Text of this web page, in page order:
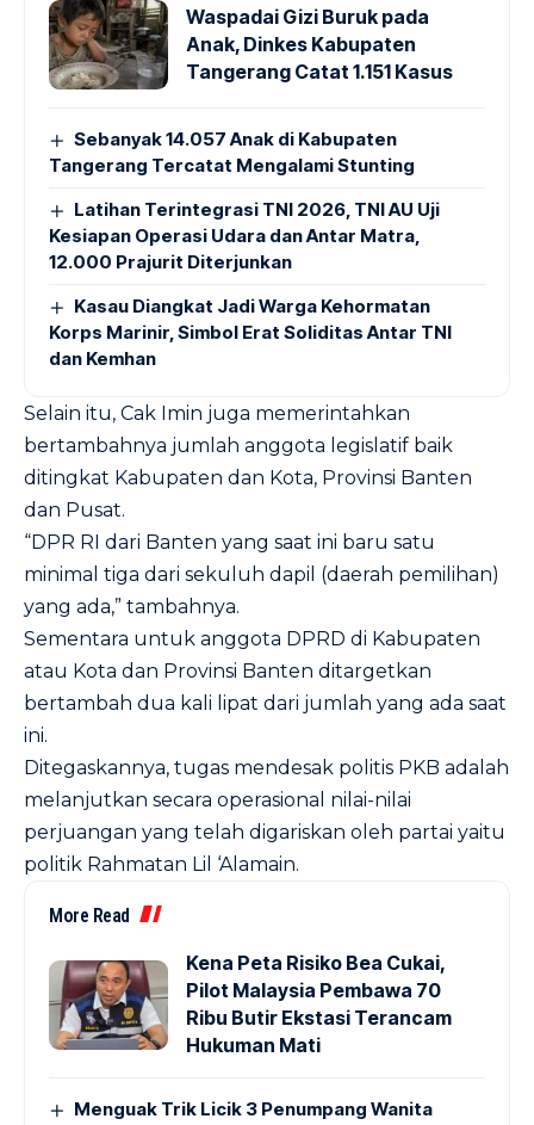
Waspadai Gizi Buruk pada
Anak, Dinkes Kabupaten
Tangerang Catat 1.151 Kasus
Sebanyak 14.057 Anak di Kabupaten
Tangerang Tercatat Mengalami Stunting
Latihan Terintegrasi TNI 2026, TNI AU Uji
Kesiapan Operasi Udara dan Antar Matra,
12.000 Prajurit Diterjunkan
Kasau Diangkat Jadi Warga Kehormatan
Korps Marinir, Simbol Erat Soliditas Antar TNI
dan Kemhan
Selain itu, Cak Imin juga memerintahkan
bertambahnya jumlah anggota legislatif baik
ditingkat Kabupaten dan Kota, Provinsi Banten
dan Pusat.
“DPR RI dari Banten yang saat ini baru satu
minimal tiga dari sekuluh dapil (daerah pemilihan)
yang ada,” tambahnya.
Sementara untuk anggota DPRD di Kabupaten
atau Kota dan Provinsi Banten ditargetkan
bertambah dua kali lipat dari jumlah yang ada saat
ini.
Ditegaskannya, tugas mendesak politis PKB adalah
melanjutkan secara operasional nilai-nilai
perjuangan yang telah digariskan oleh partai yaitu
politik Rahmatan Lil ‘Alamain.
More Read
Kena Peta Risiko Bea Cukai,
Pilot Malaysia Pembawa 70
Ribu Butir Ekstasi Terancam
Hukuman Mati
Menguak Trik Licik 3 Penumpang Wanita